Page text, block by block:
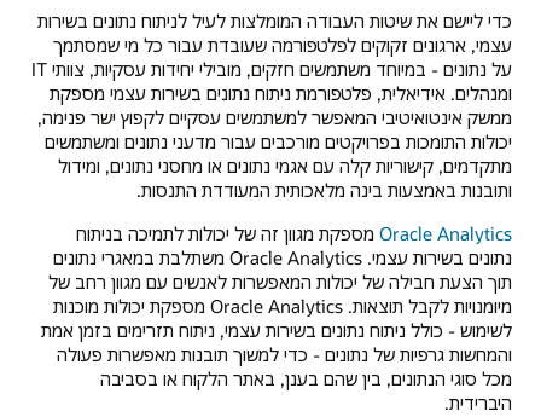
כדי ליישם את שיטות העבודה המומלצות לעיל לניתוח נתונים בשירות
עצמי, ארגונים זקוקים לפלטפורמה שעובדת עבור כל מי שמסתמך
על נתונים - במיוחד משתמשים חזקים, מובילי יחידות עסקיות, צוותי IT
ומנהלים. אידיאלית, פלטפורמת ניתוח נתונים בשירות עצמי מספקת
ממשק אינטואיטיבי המאפשר למשתמשים עסקיים לקפוץ ישר פנימה,
יכולות התומכות בפרויקטים מורכבים עבור מדעני נתונים ומשתמשים
מתקדמים, קישוריות קלה עם אגמי נתונים או מחסני נתונים, ומידול
ותובנות באמצעות בינה מלאכותית המעודדת התנסות.
Oracle Analytics מספקת מגוון זה של יכולות לתמיכה בניתוח
נתונים בשירות עצמי. Oracle Analytics משתלבת במאגרי נתונים
תוך הצעת חבילה של יכולות המאפשרות לאנשים עם מגוון רחב של
מיומנויות לקבל תוצאות. Oracle Analytics מספקת יכולות מוכנות
לשימוש - כולל ניתוח נתונים בשירות עצמי, ניתוח תזרימים בזמן אמת
והמחשות גרפיות של נתונים - כדי למשוך תובנות מאפשרות פעולה
מכל סוגי הנתונים, בין שהם בענן, באתר הלקוח או בסביבה
היברידית.